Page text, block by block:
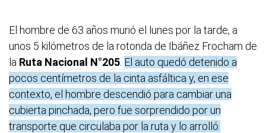
El hombre de 63 años murió el lunes por la tarde, a
unos 5 kilómetros de la rotonda de Ibáñez Frocham de
la Ruta Nacional N°205 El auto quedó detenido a
pocos centímetros de la cinta asfáltica y, en ese
contexto, el hombre descendió para cambiar una
cubierta pinchada, pero fue sorprendido por un
transporte que circulaba por la ruta y lo arrolló.